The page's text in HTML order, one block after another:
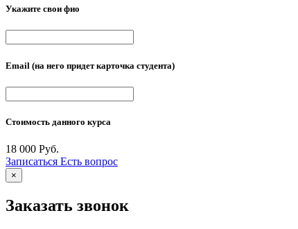
Укажите свои фио
Email (на него придет карточка студента)
Стоимость данного курса
18 000 Руб.
Записаться Есть вопрос
×
Заказать звонок